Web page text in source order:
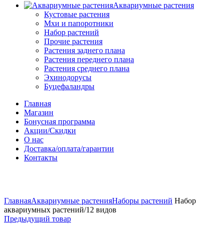
Аквариумные растения
Кустовые растения
Мхи и папоротники
Набор растений
Прочие растения
Растения заднего плана
Растения переднего плана
Растения среднего плана
Эхинодорусы
Буцефаландры
Главная
Магазин
Бонусная программа
Акции/Скидки
О нас
Доставка/оплата/гарантии
Контакты
ГлавнаяАквариумные растенияНаборы растений Набор
аквариумных растений/12 видов
Предыдущий товар